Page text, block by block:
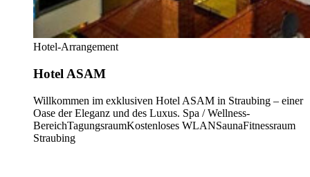
Hotel-Arrangement
Hotel ASAM
Willkommen im exklusiven Hotel ASAM in Straubing – einer
Oase der Eleganz und des Luxus. Spa / Wellness-
BereichTagungsraumKostenloses WLANSaunaFitnessraum
Straubing